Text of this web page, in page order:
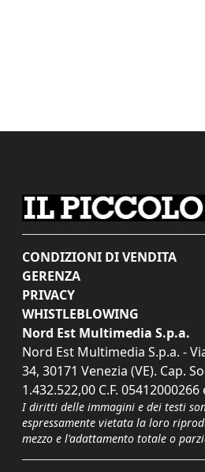
CONDIZIONI DI VENDITA
GERENZA
PRIVACY
WHISTLEBLOWING
Nord Est Multimedia S.p.a.
Nord Est Multimedia S.p.a. -
34, 30171 Venezia (VE). Cap.
1.432.522,00 C.F. 05412000266
I diritti delle immagini e dei testi
espressamente vietata la loro
mezzo e l'adattamento totale o